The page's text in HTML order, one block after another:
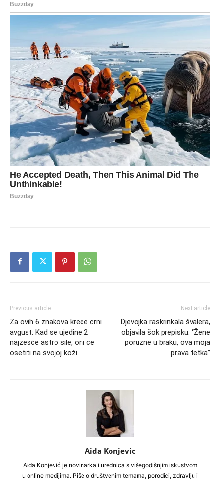
Previous article
Za ovih 6 znakova kreće crni
avgust: Kad se ujedine 2
najžešće astro sile, oni će
osetiti na svojoj koži
Next article
Djevojka raskrinkala švalera,
objavila šok prepisku: “Žene
poružne u braku, ova moja
prava tetka”
Aida Konjevic
Aida Konjević je novinarka i urednica s višegodišnjim iskustvom
u online medijima. Piše o društvenim temama, porodici, zdravlju i